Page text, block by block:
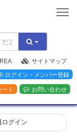
サイトマップ
ログイン・メンバー登録
ート お問い合わせ
ログイン